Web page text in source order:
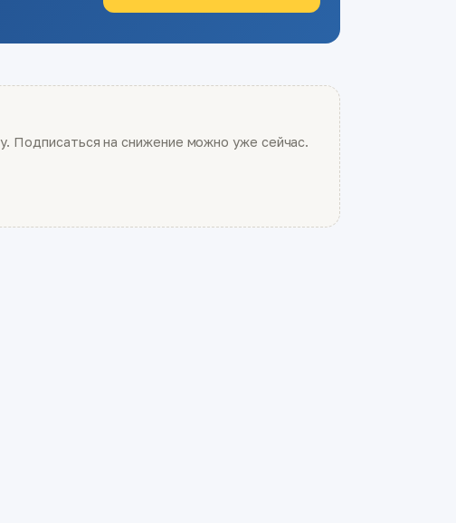
Подписаться на снижение можно уже сейчас.